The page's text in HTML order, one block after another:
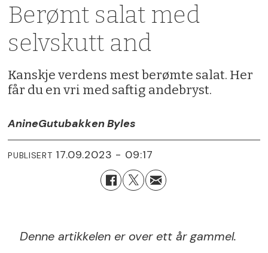
Berømt salat med
selvskutt and
Kanskje verdens mest berømte salat. Her
får du en vri med saftig andebryst.
AnineGutubakken Byles
PUBLISERT 17.09.2023 - 09:17
Denne artikkelen er over ett år gammel.